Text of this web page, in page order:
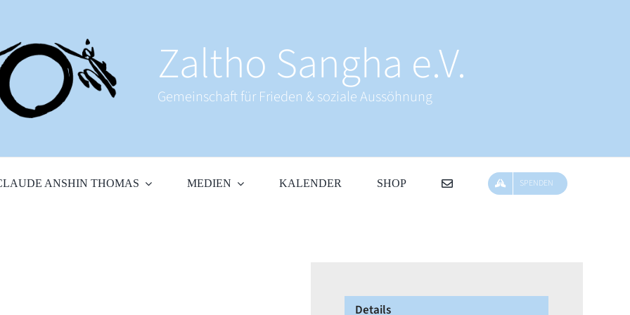
Zaltho Sangha e.V.
Gemeinschaft für Frieden & soziale Aussöhnung
ANSHIN THOMAS MEDIEN KALENDER SHOP SPENDEN
Details